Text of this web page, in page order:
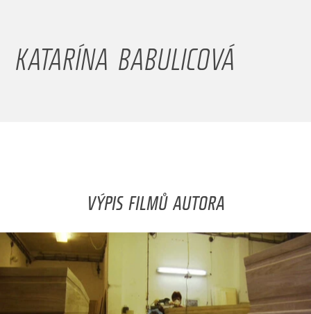
KATARÍNA BABULICOVÁ
VÝPIS FILMŮ AUTORA